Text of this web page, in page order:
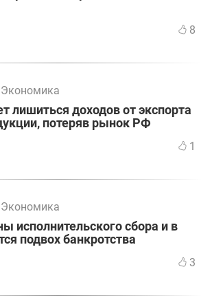
8
Экономика
лишиться доходов от экспорта
потеряв рынок РФ
1
Экономика
исполнительского сбора и в
подвох банкротства
3